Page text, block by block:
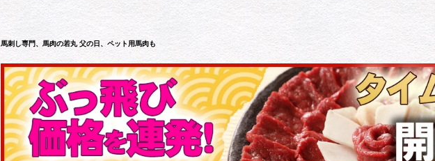
馬刺し専門、馬肉の若丸 父の日、ペット用馬肉も